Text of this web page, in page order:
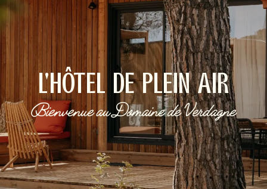
L'HÔTEL DE PLEIN AIR
Bienvenue au Domaine de Verdagne